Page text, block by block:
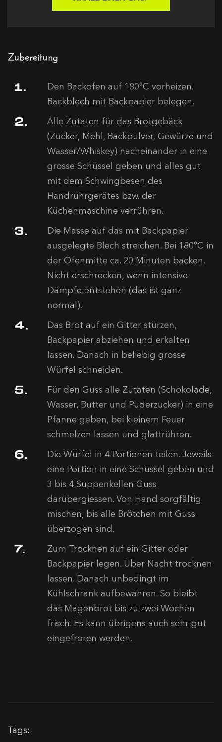
Zubereitung
Den Backofen auf 180°C vorheizen.
Backblech mit Backpapier belegen.
Alle Zutaten für das Brotgebäck
(Zucker, Mehl, Backpulver, Gewürze und
Wasser/Whiskey) nacheinander in eine
grosse Schüssel geben und alles gut
mit dem Schwingbesen des
Handrührgerätes bzw. der
Küchenmaschine verrühren.
Die Masse auf das mit Backpapier
ausgelegte Blech streichen. Bei 180°C in
der Ofenmitte ca. 20 Minuten backen.
Nicht erschrecken, wenn intensive
Dämpfe entstehen (das ist ganz
normal).
Das Brot auf ein Gitter stürzen,
Backpapier abziehen und erkalten
lassen. Danach in beliebig grosse
Würfel schneiden.
Für den Guss alle Zutaten (Schokolade,
Wasser, Butter und Puderzucker) in eine
Pfanne geben, bei kleinem Feuer
schmelzen lassen und glattrühren.
Die Würfel in 4 Portionen teilen. Jeweils
eine Portion in eine Schüssel geben und
3 bis 4 Suppenkellen Guss
darübergiessen. Von Hand sorgfältig
mischen, bis alle Brötchen mit Guss
überzogen sind.
Zum Trocknen auf ein Gitter oder
Backpapier legen. Über Nacht trocknen
lassen. Danach unbedingt im
Kühlschrank aufbewahren. So bleibt
das Magenbrot bis zu zwei Wochen
frisch. Es kann übrigens auch sehr gut
eingefroren werden.
Tags: